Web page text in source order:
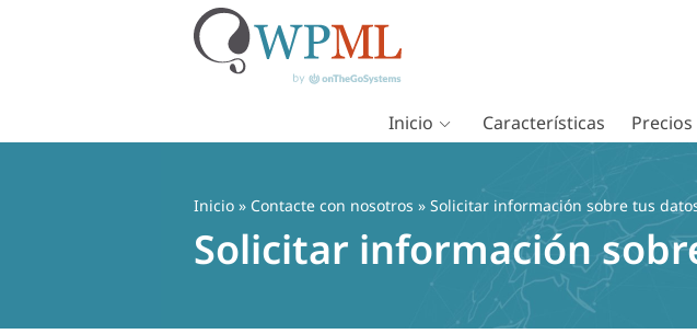
Inicio Características Precios
Inicio » Contacte con nosotros » Solicitar información sobre tus
Solicitar información